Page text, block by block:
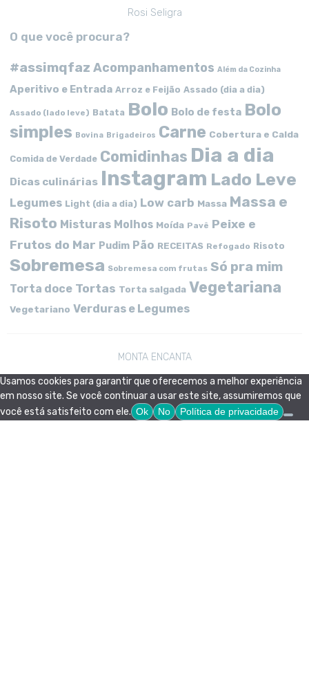
Rosi Seligra
O que você procura?
#assimqfaz Acompanhamentos Além da Cozinha
Aperitivo e Entrada Arroz e Feijão Assado (dia a dia)
Assado (lado leve) Batata Bolo Bolo de festa Bolo
simples Bovina Brigadeiros Carne Cobertura e Calda
Comida de Verdade Comidinhas Dia a dia
Dicas culinárias Instagram Lado Leve
Legumes Light (dia a dia) Low carb Massa Massa e
Risoto Misturas Molhos Moída Pavê Peixe e
Frutos do Mar Pudim Pão RECEITAS Refogado Risoto
Sobremesa Sobremesa com frutas Só pra mim
Torta doce Tortas Torta salgada Vegetariana
Vegetariano Verduras e Legumes
MONTA ENCANTA
Usamos cookies para garantir que oferecemos a melhor experiência
em nosso site. Se você continuar a usar este site, assumiremos que
você está satisfeito com ele. Ok No Política de privacidade